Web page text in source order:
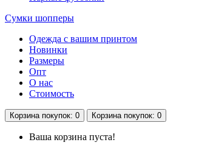
Сумки шопперы
Одежда с вашим принтом
Новинки
Размеры
Опт
О нас
Стоимость
Корзинапокупок: 0 Корзинапокупок: 0
Ваша корзина пуста!